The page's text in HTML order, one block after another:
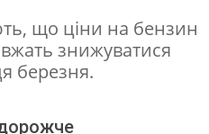
що ціни на бензин
знижуватися
березня.